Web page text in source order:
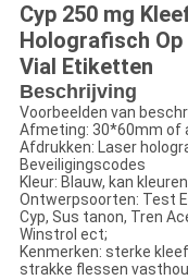
Cyp 250 mg
Holografisch
Vial Etiketten
Beschrijving
Voorbeelden van
Afmeting: 30*60mm of
Afdrukken: Laser
Beveiligingscodes
Kleur: Blauw, kan
Ontwerpsoorten: Test
Cyp, Sus tanon, Tren
Winstrol ect;
Kenmerken: sterke
strakke flessen